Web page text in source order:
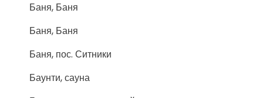
Баня, Баня
Баня, Баня
Баня, пос. Ситники
Баунти, сауна